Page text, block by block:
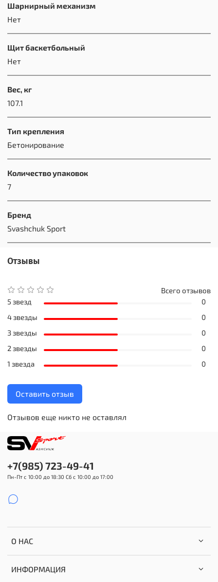
Шарнирный механизм
Нет
Щит баскетбольный
Нет
Вес, кг
107.1
Тип крепления
Бетонирование
Количество упаковок
7
Бренд
Svashchuk Sport
Отзывы
Отзывов еще никто не оставлял
Всего отзывов
5 звезд
0
4 звезды
0
3 звезды
0
2 звезды
0
1 звезда
0
Оставить отзыв
О НАС
ИНФОРМАЦИЯ
+7(985) 723-49-41
Пн-Пт с 10:00 до 18:30 Сб с 10:00 до 17:00